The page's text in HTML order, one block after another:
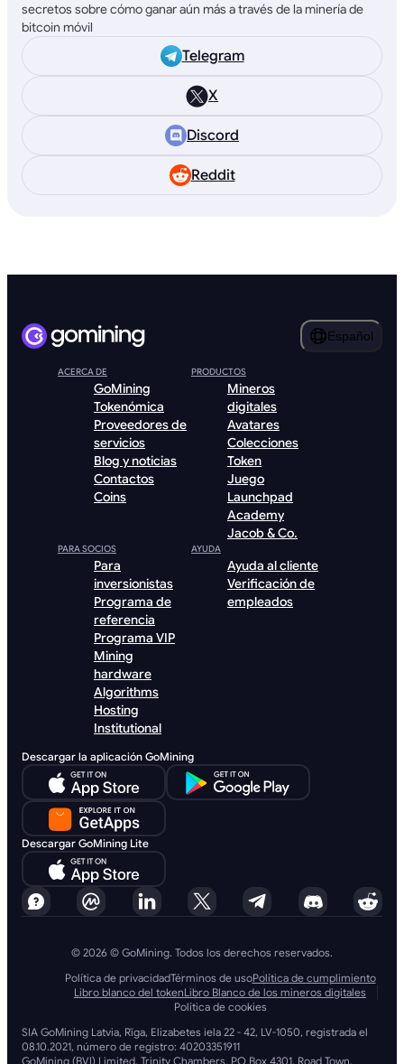
secretos sobre cómo ganar aún más a través de la minería de
bitcoin móvil
Telegram
X
Discord
Reddit
Español
ACERCA DE
GoMining
Tokenómica
Proveedores de
servicios
Blog y noticias
Contactos
Coins
PRODUCTOS
Mineros
digitales
Avatares
Colecciones
Token
Juego
Launchpad
Academy
Jacob & Co.
PARA SOCIOS
Para
inversionistas
Programa de
referencia
Programa VIP
Mining
hardware
Algorithms
Hosting
Institutional
AYUDA
Ayuda al cliente
Verificación de
empleados
Descargar la aplicación GoMining
Descargar GoMining Lite
© 2026 © GoMining. Todos los derechos reservados.
Política de privacidadTérminos de usoPolítica de cumplimiento
Libro blanco del tokenLibro Blanco de los mineros digitales
Política de cookies
SIA GoMining Latvia, Rīga, Elizabetes iela 22 - 42, LV-1050, registrada el
08.10.2021, número de registro: 40203351911
GoMining (BVI) Limited, Trinity Chambers, PO Box 4301, Road Town,